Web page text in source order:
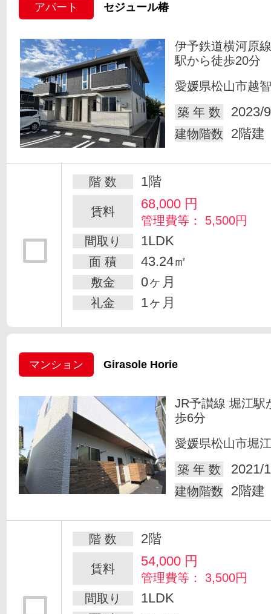
アパート セジュール椿
伊予鉄道横河原
駅から徒歩20分
愛媛県松山市越智
築 年 数
2023/
建物階数 2階建
階 数 1階
賃料 68,000 円
管理費等： 5,500円
間取り
1LDK
面 積 43.24㎡
敷金 0ヶ月
礼金 1ヶ月
マンション Girasole Horie
JR予讃線 堀江駅
歩6分
愛媛県松山市堀
築 年 数
2021/
建物階数 2階建
階 数 2階
賃料 54,000 円
管理費等： 3,500円
間取り
1LDK